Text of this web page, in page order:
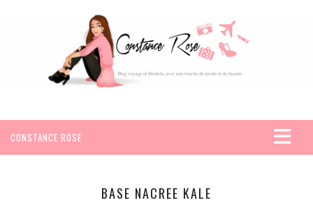
CONSTANCE ROSE
BASE NACREE KALE